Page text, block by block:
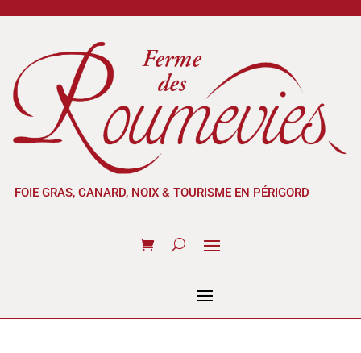
FOIE GRAS, CANARD, NOIX & TOURISME EN PÉRIGORD